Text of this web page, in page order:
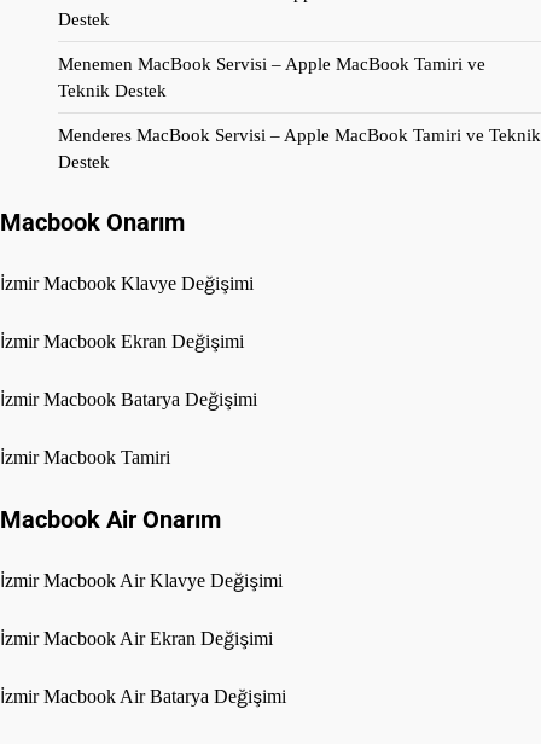
Destek
Menemen MacBook Servisi – Apple MacBook Tamiri ve
Teknik Destek
Menderes MacBook Servisi – Apple MacBook Tamiri ve Teknik
Destek
Macbook Onarım
İzmir Macbook Klavye Değişimi
İzmir Macbook Ekran Değişimi
İzmir Macbook Batarya Değişimi
İzmir Macbook Tamiri
Macbook Air Onarım
İzmir Macbook Air Klavye Değişimi
İzmir Macbook Air Ekran Değişimi
İzmir Macbook Air Batarya Değişimi